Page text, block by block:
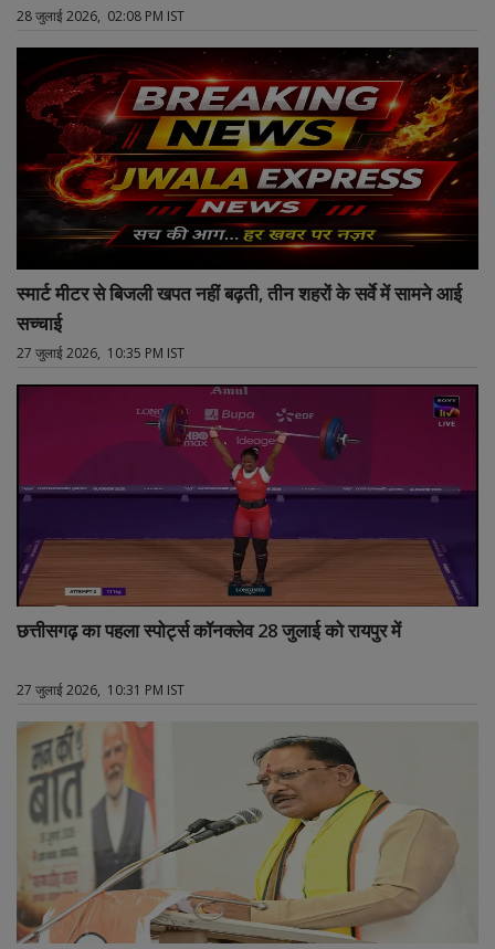
28 जुलाई 2026, 02:08 PM IST
स्मार्ट मीटर से बिजली खपत नहीं बढ़ती, तीन शहरों के सर्वे में सामने आई
सच्चाई
27 जुलाई 2026, 10:35 PM IST
छत्तीसगढ़ का पहला स्पोर्ट्स कॉनक्लेव 28 जुलाई को रायपुर में
27 जुलाई 2026, 10:31 PM IST